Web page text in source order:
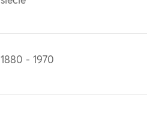
1880 - 1970